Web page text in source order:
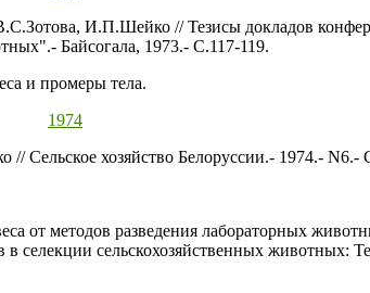
И.П.Шейко // Тезисы докладов
Байсогала, 1973.- С.117-119.
и промеры тела.
1974
Сельское хозяйство Белоруссии.- 1974.- N6.-
от методов разведения лабораторных
селекции сельскохозяйственных животных: